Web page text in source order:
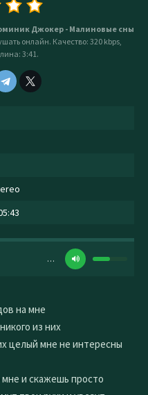
Джокер - Малиновые сны
онлайн. Качество: 320 kbps,
3:41.
…
на мне
из них
целый мне не интересны
и скажешь просто